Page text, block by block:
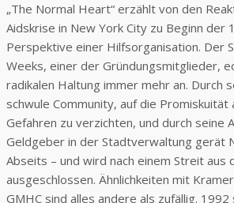
„The Normal Heart“ erzählt von den
Aidskrise in New York City zu Beginn der
Perspektive einer Hilfsorganisation. Der
Weeks, einer der Gründungsmitglieder,
radikalen Haltung immer mehr an. Durch
schwule Community, auf die
Gefahren zu verzichten, und durch seine
Geldgeber in der Stadtverwaltung gerät
Abseits – und wird nach einem Streit aus
ausgeschlossen. Ähnlichkeiten mit
GMHC sind alles andere als zufällig.